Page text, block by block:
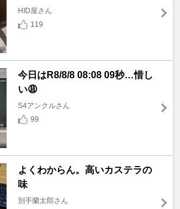
HID屋さん
119
今日はR8/8/8 08:08 09秒…惜し
い😩
S4アンクルさん
99
よくわからん。高いカステラの
味
別手蘭太郎さん